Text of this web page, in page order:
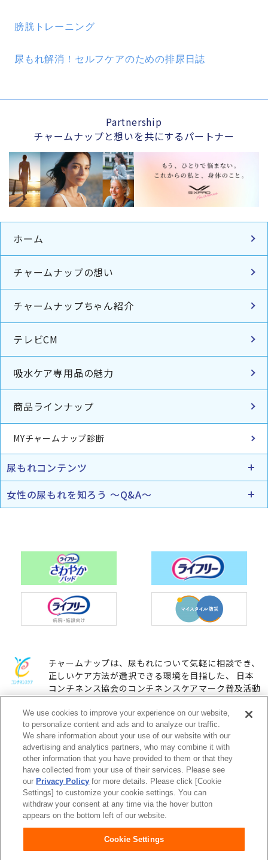
膀胱トレーニング
尿もれ解消！セルフケアのための排尿日誌
Partnership
チャームナップと想いを共にするパートナー
ホーム
チャームナップの想い
チャームナップちゃん紹介
テレビCM
吸水ケア専用品の魅力
商品ラインナップ
MYチャームナップ診断
尿もれコンテンツ
女性の尿もれを知ろう ～Q&A～
チャームナップは、尿もれについて気軽に相談でき、
正しいケア方法が選択できる環境を目指した、 日本
コンチネンス協会のコンチネンスケアマーク普及活動
に参加しています。
ユニ・チャームHOME お問い合わせ
ウェブサイト利用規約 プライバシーポリシー
公式アカウント コミュニティガ
イドライン
障がいの表記について
We use cookies to improve your experience on our website,
to personalize content and ads and to analyze our traffic.
We share information about your use of our website with our
advertising and analytics partners, who may combine it with
other information that you have provided to them or that they
have collected from your use of their services. Please see
our Privacy Policy for more details. Please click [Cookie
Settings] to customize your cookie settings. You can
withdraw your consent at any time via the hover button
appears on the bottom left of our website.
Cookie Settings